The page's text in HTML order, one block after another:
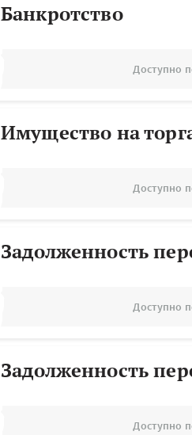
Банкротство
Доступно
Имущество на
Доступно
Задолженность
Доступно
Задолженность
Доступно